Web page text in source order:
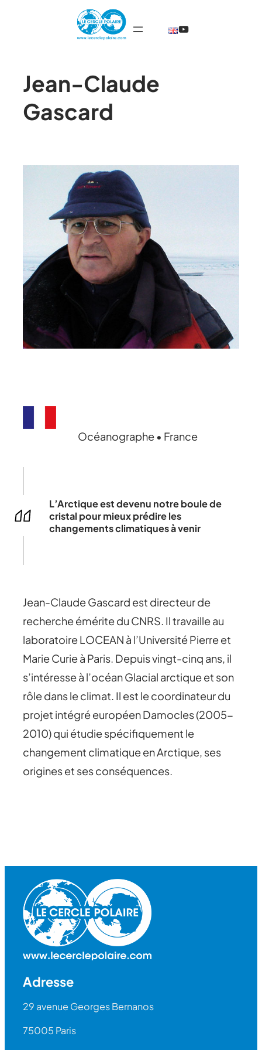
Jean-Claude
Gascard
Océanographe • France
L’Arctique est devenu notre boule de
cristal pour mieux prédire les
changements climatiques à venir
Jean-Claude Gascard est directeur de
recherche émérite du CNRS. Il travaille au
laboratoire LOCEAN à l’Université Pierre et
Marie Curie à Paris. Depuis vingt-cinq ans, il
s’intéresse à l’océan Glacial arctique et son
rôle dans le climat. Il est le coordinateur du
projet intégré européen Damocles (2005-
2010) qui étudie spécifiquement le
changement climatique en Arctique, ses
origines et ses conséquences.
Adresse
29 avenue Georges Bernanos
75005 Paris